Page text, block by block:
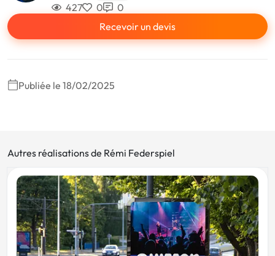
427 0
0
Recevoir un devis
Publiée le 18/02/2025
Autres réalisations de Rémi Federspiel